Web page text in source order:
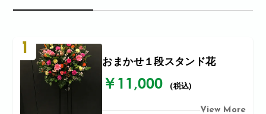
1
おまかせ１段スタンド花
￥11,000 (税込)
View More